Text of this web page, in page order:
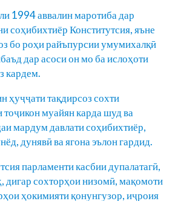
1994 аввалин маротиба дар
соҳибихтиёр Конститутсия, яъне
бо роҳи райъпурсии умумихалқӣ
дар асоси он мо ба ислоҳоти
кардем.
ҳуҷҷати тақдирсоз сохти
тоҷикон муайян карда шуд ва
мардум давлати соҳибихтиёр,
дунявӣ ва ягона эълон гардид.
парламенти касбии дупалатагӣ,
дигар сохторҳои низомӣ, мақомоти
ҳокимияти қонунгузор, иҷроия